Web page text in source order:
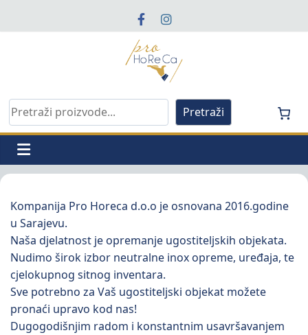
Horeca
d.o.o
Horeca
d.o.o
PretragaPretraži
O nama
Kompanija Pro Horeca d.o.o je osnovana 2016.godine
u Sarajevu.
Naša djelatnost je opremanje ugostiteljskih objekata.
Nudimo širok izbor neutralne inox opreme, uređaja, te
cjelokupnog sitnog inventara.
Sve potrebno za Vaš ugostiteljski objekat možete
pronaći upravo kod nas!
Dugogodišnjim radom i konstantnim usavršavanjem